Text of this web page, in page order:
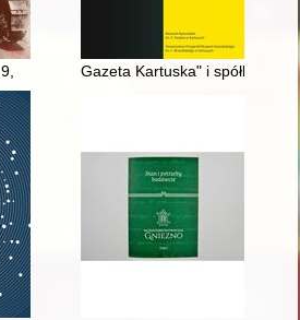
Gazeta Kartuska" i spółka